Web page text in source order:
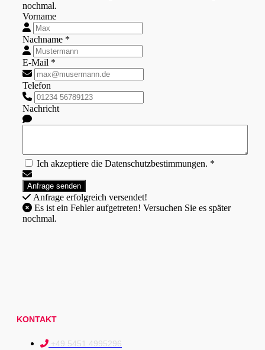
nochmal.
Vorname
Nachname *
E-Mail *
Telefon
Nachricht
Ich akzeptiere die Datenschutzbestimmungen. *
Anfrage erfolgreich versendet!
nochmal.
KONTAKT
+49 5451 4995296